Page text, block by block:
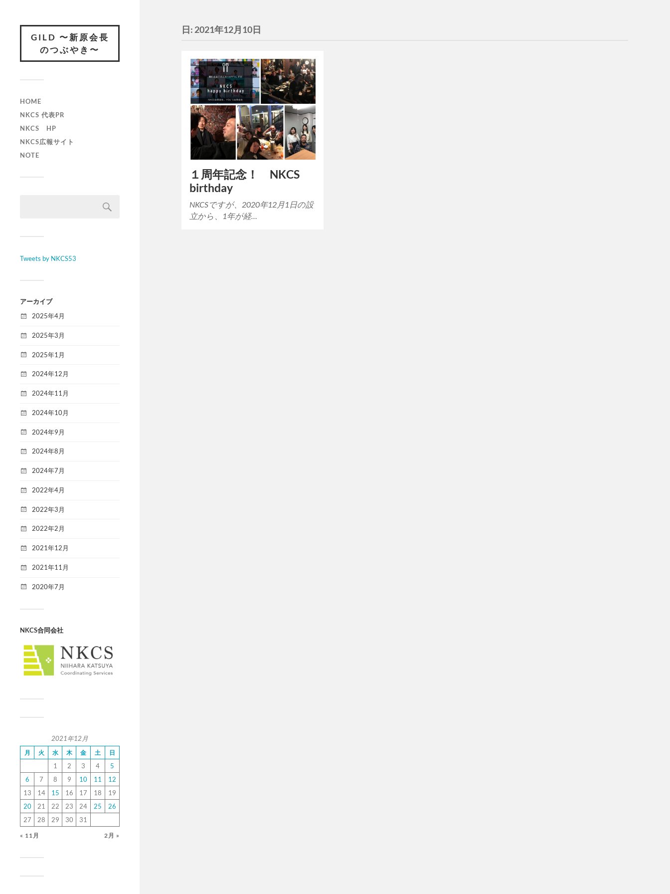
GILD 〜新原会長
のつぶやき〜
HOME
NKCS 代表PR
NKCS HP
NKCS広報サイト
NOTE
Tweets by NKCS53
アーカイブ
2025年4月
2025年3月
2025年1月
2024年12月
2024年11月
2024年10月
2024年9月
2024年8月
2024年7月
2022年4月
2022年3月
2022年2月
2021年12月
2021年11月
2020年7月
NKCS合同会社
2021年12月
月 火 水 木 金 土 日
1 2 3 4
5
6
7 8 9 10 11
12
13
14 15 16 17 18
19
20
21 22 23 24 25
26
27
28 29 30 31
« 11月 2月 »
日: 2021年12月10日
１周年記念！ NKCS
birthday
NKCSですが、2020年12月1日の設
立から、1年が経…